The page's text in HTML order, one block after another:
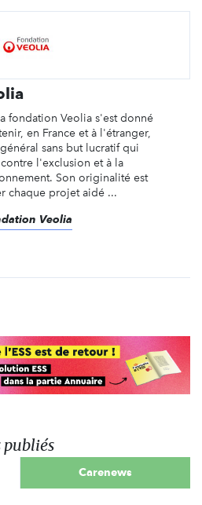
fondation Veolia s'est donné
en France et à l'étranger,
sans but lucratif qui
l'exclusion et à la
Son originalité est
chaque projet aidé ...
Veolia
publiés
Carenews